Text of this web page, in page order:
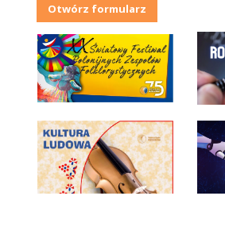
Otwórz formularz